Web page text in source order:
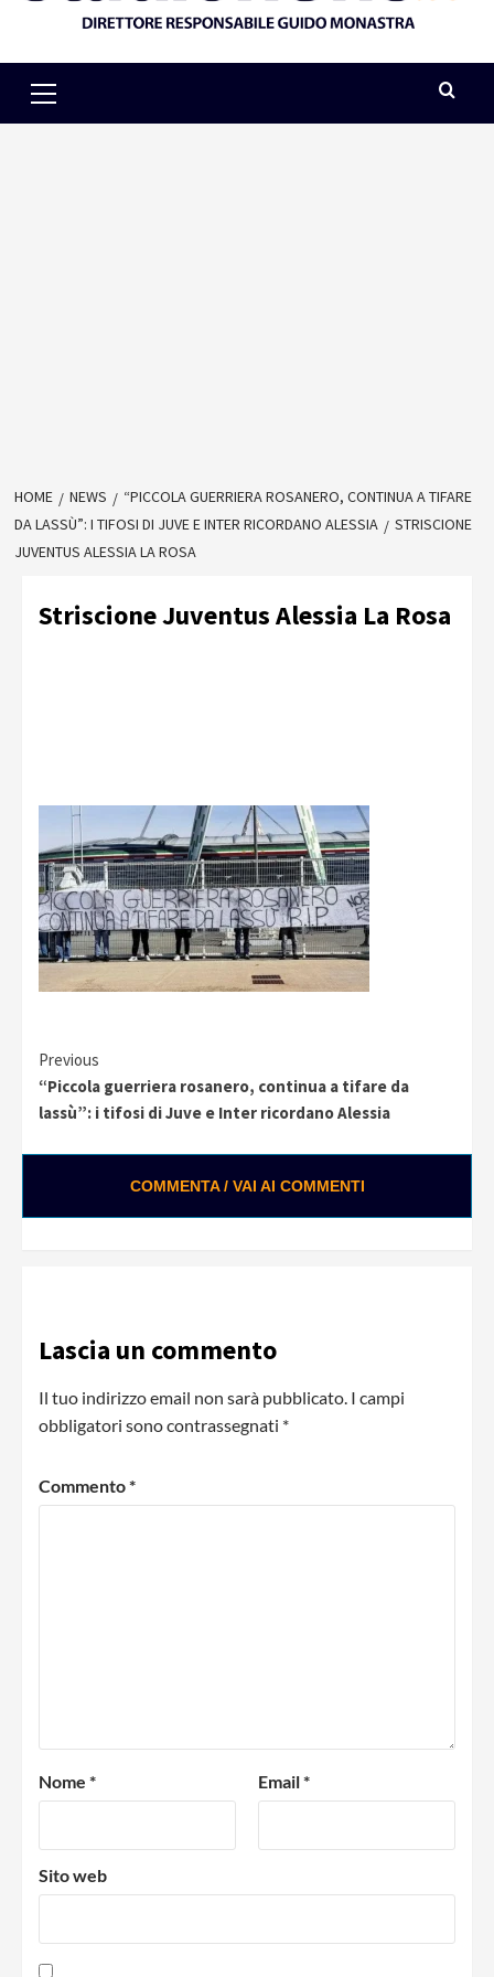
Menu
HOME NEWS
“PICCOLA GUERRIERA ROSANERO, CONTINUA A TIFARE
DA LASSÙ”: I TIFOSI DI JUVE E INTER RICORDANO ALESSIA
STRISCIONE
JUVENTUS ALESSIA LA ROSA
Striscione Juventus Alessia La Rosa
Continue
Reading
Previous
“Piccola guerriera rosanero, continua a tifare da
lassù”: i tifosi di Juve e Inter ricordano Alessia
COMMENTA / VAI AI COMMENTI
Lascia un commento
Il tuo indirizzo email non sarà pubblicato. I campi
obbligatori sono contrassegnati *
Commento*
Nome * Email*
Sito web